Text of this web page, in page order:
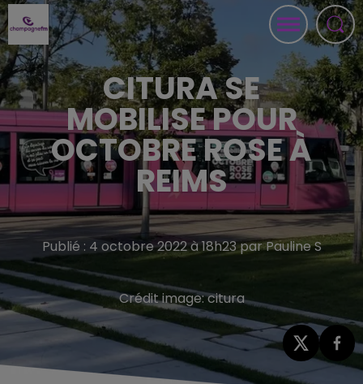
CITURA SE
MOBILISE POUR
OCTOBRE ROSE À
REIMS
Publié : 4 octobre 2022 à 18h23 par Pauline S
Crédit image:citura